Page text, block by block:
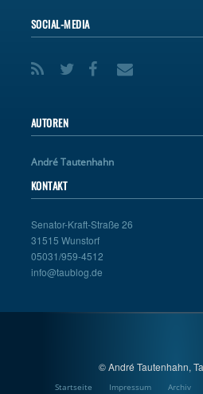
SOCIAL-MEDIA
AUTOREN
André Tautenhahn
KONTAKT
Senator-Kraft-Straße 26
31515 Wunstorf
05031/959-4512
info@taublog.de
© André Tautenhahn,
Startseite Impressum Archiv